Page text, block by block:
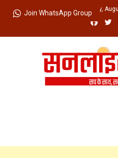
Saturday,
Join WhatsApp Group